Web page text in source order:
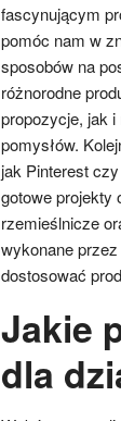
fascynującym
pomóc nam w
sposobów na
różnorodne
propozycje, jak i
pomysłów.
jak Pinterest
gotowe projekty
rzemieślnicze
wykonane
dostosować
Jakie
dla